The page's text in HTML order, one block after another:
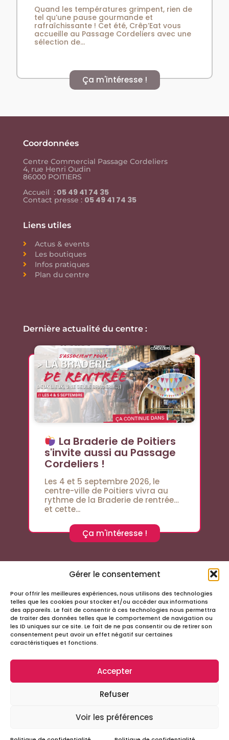
Gérer le consentement
Pour offrir les meilleures expériences, nous utilisons des technologies
telles que les cookies pour stocker et/ou accéder aux informations
des appareils. Le fait de consentir à ces technologies nous permettra
de traiter des données telles que le comportement de navigation ou
les ID uniques sur ce site. Le fait de ne pas consentir ou de retirer son
consentement peut avoir un effet négatif sur certaines
caractéristiques et fonctions.
Accepter
Refuser
Voir les préférences
Quand les températures grimpent, rien de
tel qu’une pause gourmande et
rafraîchissante ! Cet été, Crêp’Eat vous
accueille au Passage Cordeliers avec une
sélection de...
Ça m'intéresse !
Coordonnées
Centre Commercial Passage Cordeliers
4, rue Henri Oudin
86000 POITIERS
Accueil : 05 49 41 74 35
Contact presse : 05 49 41 74 35
Liens utiles
Actus & events
Les boutiques
Infos pratiques
Plan du centre
Dernière actualité du centre :
La Braderie de Poitiers
s'invite aussi au Passage
Cordeliers !
Les 4 et 5 septembre 2026, le
centre-ville de Poitiers vivra au
rythme de la Braderie de rentrée…
et cette...
Ça m'intéresse !
Suivez-nous sur les réseaux sociaux
Infos
Site réalisé avec
par la sociétéMiloctav